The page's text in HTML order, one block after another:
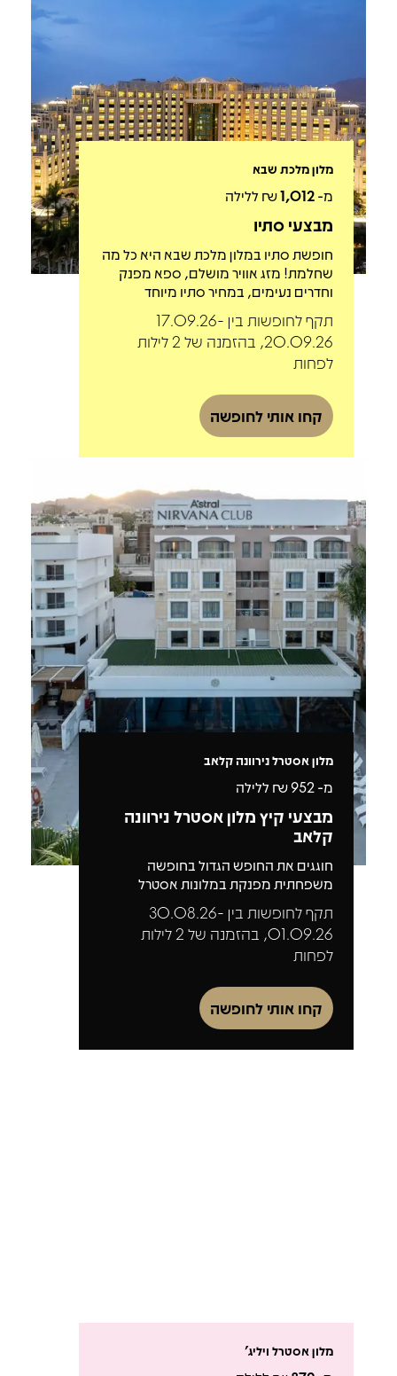
מלון מלכת שבא
מ-1,012₪ ללילה
מבצעי סתיו
חופשת סתיו במלון מלכת שבא היא כל מה
שחלמת! מזג אוויר מושלם, ספא מפנק
וחדרים נעימים, במחיר סתיו מיוחד
תקף לחופשות בין 17.09.26-
20.09.26, בהזמנה של 2 לילות
לפחות
קחו אותי לחופשה
מלון אסטרל נירוונה קלאב
מ- 952₪ ללילה
מבצעי קיץ מלון אסטרל נירוונה
קלאב
חוגגים את החופש הגדול בחופשה
משפחתית מפנקת במלונות אסטרל
תקף לחופשות בין 30.08.26-
01.09.26, בהזמנה של 2 לילות
לפחות
קחו אותי לחופשה
מלון אסטרל ויליג'